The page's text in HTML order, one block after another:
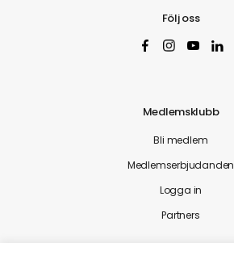
Följ oss
Medlemsklubb
Bli medlem
Medlemserbjudanden
Logga in
Partners